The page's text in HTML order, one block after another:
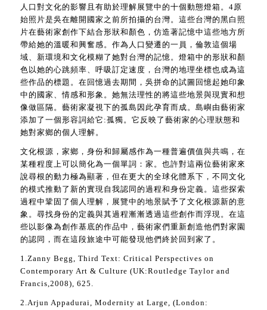
人口對文化的影響且有助於理解展覽中的十個動態燈箱。4原
始照片是吳在離開國家之前所拍攝的台灣。這些台灣的黑白照
片在藝術家創作下結合形狀和顏色，仿造著記憶中這些地方所
帶給她的溫暖和興奮感。作為人口變遷的一員，倫敦這個場
域、新環境和文化模糊了她對台灣的記憶。燈箱中的形狀和顏
色以她的心跳頻率、呼吸訂定速度，台灣的地理坐標也成為這
些作品的標題。在回憶過去期間，吳拼命的試圖回憶起她印象
中的國家、情感和形象。她無法理性的將這些地景與現實和想
像做區隔。藝術家凝視下的孤島因此孕育而成。島嶼由藝術家
添加了一個形容詞給它:孤獨。它反映了藝術家的心理狀態和
她對家鄉的個人理解。
文化根源，家鄉，身份和歸屬感作為一種普遍價值與共鳴，在
某種程度上可以簡化為一個單詞：家。也許對這兩位藝術家來
說尋根的動力極為顯著，但在更大的全球化體系下，不同文化
的模式推動了新的實現自我認同的過程和身份定義。這些探索
過程中鞏固了個人理解，展覽中的地景賦予了文化根源新的意
象。尋找身份的定義與其過程漸漸透過這些創作而浮現。在這
些以影像為創作基底的作品中，藝術家們重新創造他們對家園
的認同，而在這段旅途中可能發現他們終於回到家了。
1.Zanny Begg, Third Text: Critical Perspectives on
Contemporary Art & Culture (UK:Routledge Taylor and
Francis,2008), 625.
2.Arjun Appadurai, Modernity at Large, (London: